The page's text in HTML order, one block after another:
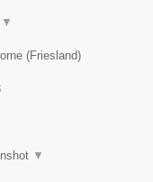
▼
(Friesland)
▼